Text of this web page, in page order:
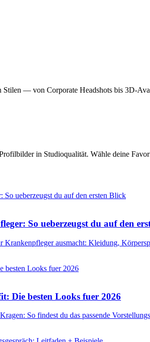
Stilen — von Corporate Headshots bis 3D-
in Studioqualität. Wähle deine
So ueberzeugst du auf den
Krankenpfleger ausmacht: Kleidung,
Die besten Looks fuer 2026
So findest du das passende